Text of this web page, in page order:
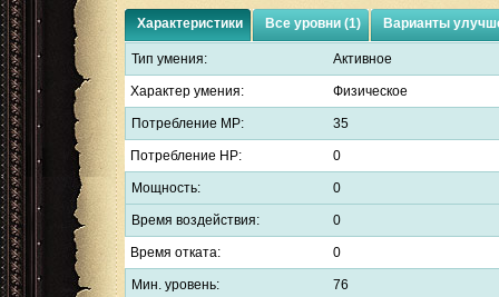
Характеристики Все уровни (1) Варианты
Тип умения: Активное
Характер умения: Физическое
Потребление MP: 35
Потребление HP: 0
Мощность: 0
Время воздействия: 0
Время отката: 0
Мин. уровень: 76